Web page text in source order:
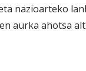
nazioarteko
aurka ahotsa